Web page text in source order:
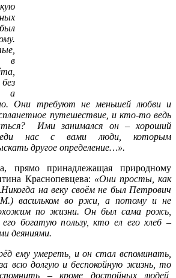
в
а
Они требуют не меньшей любви и
путешествие, и кто-то ведь
Ими занимался он – хороший
нас с вами люди, которым
другое определение…».
прямо принадлежащая природному
Краснопевцева: «Они просты, как
на веку своём не был Петрович
васильком во ржи, а потому и не
по жизни. Он был сама рожь,
богатую пользу, кто ел его хлеб –
деяниями.
ему умереть, и он стал вспоминать,
всю долгую и беспокойную жизнь, то
– кроме достойных людей,